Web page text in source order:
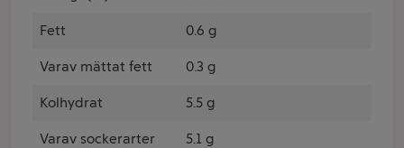
Fett 0.6 g
Varav mättat fett 0.3 g
Kolhydrat 5.5 g
Varav sockerarter 5.1 g